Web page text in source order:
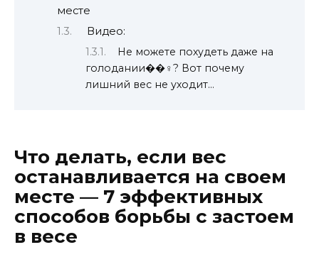
месте
Видео:
Не можете похудеть даже на
голодании��‍♀️? Вот почему
лишний вес не уходит…
Что делать, если вес
останавливается на своем
месте — 7 эффективных
способов борьбы с застоем
в весе